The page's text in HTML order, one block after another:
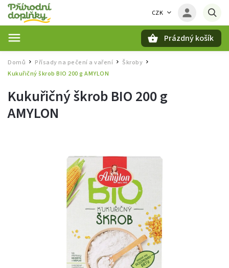
CZK
Prázdný košík
Domů / Přísady na pečení a vaření / Škroby /
Kukuřičný škrob BIO 200 g AMYLON
Kukuřičný škrob BIO 200 g
AMYLON